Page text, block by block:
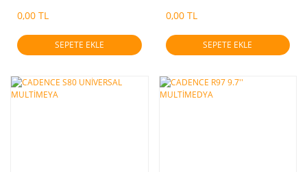
0,00 TL
SEPETE EKLE
0,00 TL
SEPETE EKLE